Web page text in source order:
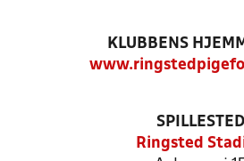
KLUBBENS
SPILLESTED
Ringsted